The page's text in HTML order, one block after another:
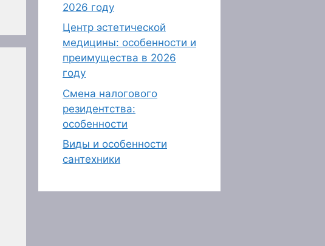
2026 году
Центр эстетической
медицины: особенности и
преимущества в 2026
году
Смена налогового
резидентства:
особенности
Виды и особенности
сантехники